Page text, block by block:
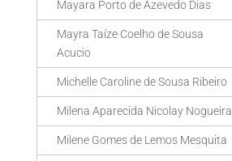
Mayara Porto de Azevedo Dias
Mayra Taíze Coelho de Sousa
Acucio
Michelle Caroline de Sousa Ribeiro
Milena Aparecida Nicolay Nogueira
Milene Gomes de Lemos Mesquita